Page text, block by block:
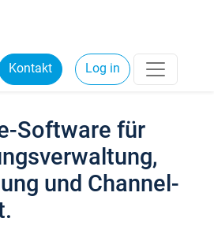
Kontakt Log in
Software für
und Channel-